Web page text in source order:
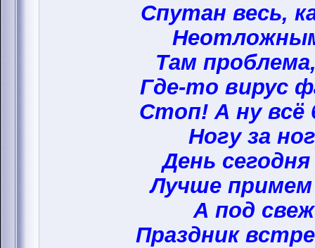
Спутан весь,
Там
Где-то вирус
Стоп! А ну всё
Ногу за
День
Лучше
А под
Праздник